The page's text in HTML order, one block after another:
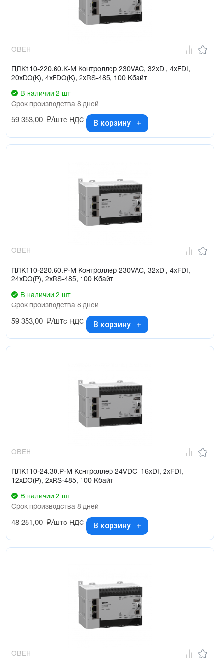
ОВЕН
ПЛК110-220.60.К-М Контроллер 230VAC, 32xDI, 4xFDI,
20xDO(К), 4xFDO(К), 2xRS-485, 100 Кбайт
В наличии 2 шт
Срок производства 8 дней
59 353,00 ₽/штс НДС В корзину
ОВЕН
ПЛК110-220.60.Р-М Контроллер 230VAC, 32xDI, 4xFDI,
24xDO(Р), 2xRS-485, 100 Кбайт
В наличии 2 шт
Срок производства 8 дней
59 353,00 ₽/штс НДС В корзину
ОВЕН
ПЛК110-24.30.Р-М Контроллер 24VDC, 16xDI, 2xFDI,
12xDO(Р), 2xRS-485, 100 Кбайт
В наличии 2 шт
Срок производства 8 дней
48 251,00 ₽/штс НДС В корзину
ОВЕН